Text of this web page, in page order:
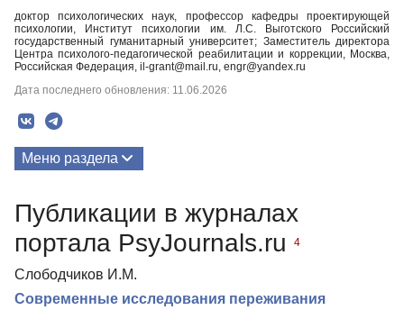
доктор психологических наук, профессор кафедры проектирующей
психологии, Институт психологии им. Л.С. Выготского Российский
государственный гуманитарный университет; Заместитель директора
Центра психолого-педагогической реабилитации и коррекции, Москва,
Российская Федерация, il-grant@mail.ru, engr@yandex.ru
Дата последнего обновления: 11.06.2026
Меню раздела
Биография
Публикации в журналах
портала PsyJournals.ru
4
Слободчиков И.М.
Современные исследования переживания